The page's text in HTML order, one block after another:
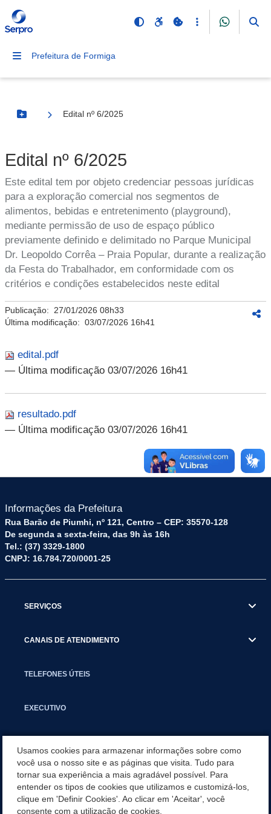
Prefeitura de Formiga
Botão Menu
Edital nº 6/2025
Edital nº 6/2025
Este edital tem por objeto credenciar pessoas jurídicas
para a exploração comercial nos segmentos de
alimentos, bebidas e entretenimento (playground),
mediante permissão de uso de espaço público
previamente definido e delimitado no Parque Municipal
Dr. Leopoldo Corrêa – Praia Popular, durante a realização
da Festa do Trabalhador, em conformidade com os
critérios e condições estabelecidos neste edital
Publicação: 27/01/2026 08h33
Última modificação: 03/07/2026 16h41
edital.pdf
— Última modificação 03/07/2026 16h41
resultado.pdf
— Última modificação 03/07/2026 16h41
Informações da Prefeitura
Rua Barão de Piumhi, nº 121, Centro – CEP: 35570-128
De segunda a sexta-feira, das 9h às 16h
Tel.: (37) 3329-1800
CNPJ: 16.784.720/0001-25
SERVIÇOS
CANAIS DE ATENDIMENTO
TELEFONES ÚTEIS
EXECUTIVO
APLICATIVO
SECRETARIAS
Usamos cookies para armazenar informações sobre como
você usa o nosso site e as páginas que visita. Tudo para
tornar sua experiência a mais agradável possível. Para
entender os tipos de cookies que utilizamos e customizá-los,
clique em 'Definir Cookies'. Ao clicar em 'Aceitar', você
consente com a utilização de cookies.